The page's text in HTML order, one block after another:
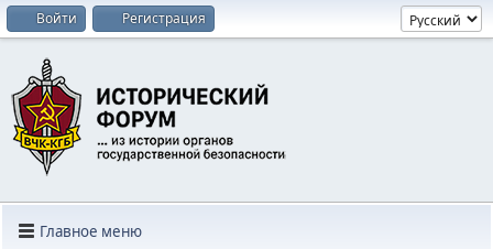
Войти Регистрация
Главное меню